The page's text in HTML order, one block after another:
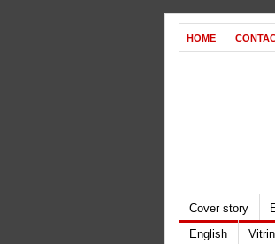
HOME
Cover story
English